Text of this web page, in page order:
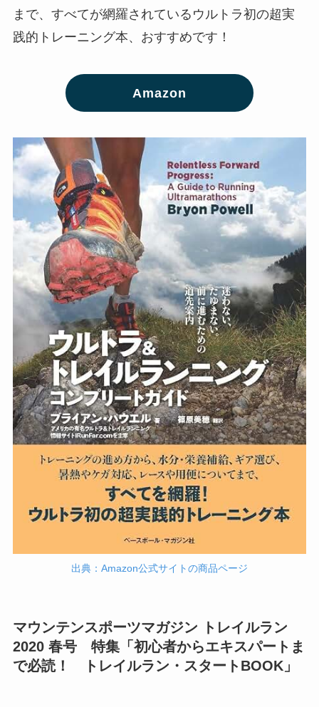
まで、すべてが網羅されているウルトラ初の超実
践的トレーニング本、おすすめです！
Amazon
出典：Amazon公式サイトの商品ページ
マウンテンスポーツマガジン トレイルラン
2020 春号 特集「初心者からエキスパートま
で必読！ トレイルラン・スタートBOOK」